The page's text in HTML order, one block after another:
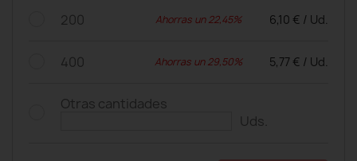
200 Ahorras un 22,45% 6,10 € / Ud.
400 Ahorras un 29,50% 5,77 € / Ud.
Otras cantidades
Uds.